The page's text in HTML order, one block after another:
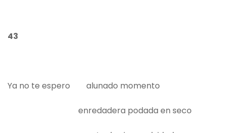
43
Ya no te espero alunado momento
enredadera podada en seco